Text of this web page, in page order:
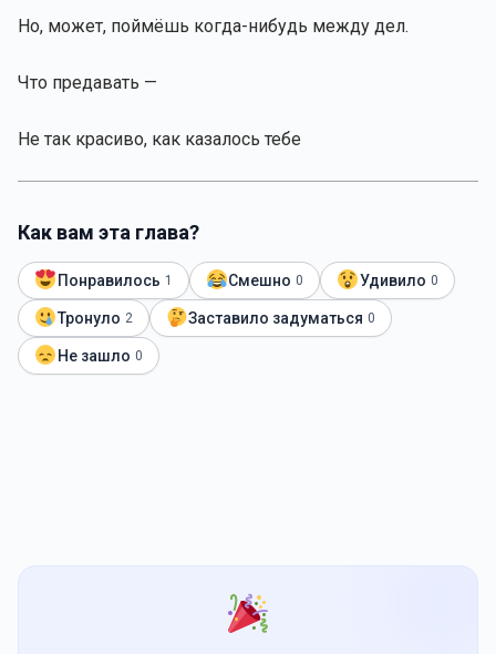
Но, может, поймёшь когда-нибудь между дел.
Что предавать —
Не так красиво, как казалось тебе
Как вам эта глава?
Понравилось 1 Смешно 0 Удивило 0
Тронуло 2 Заставило задуматься 0
Не зашло 0